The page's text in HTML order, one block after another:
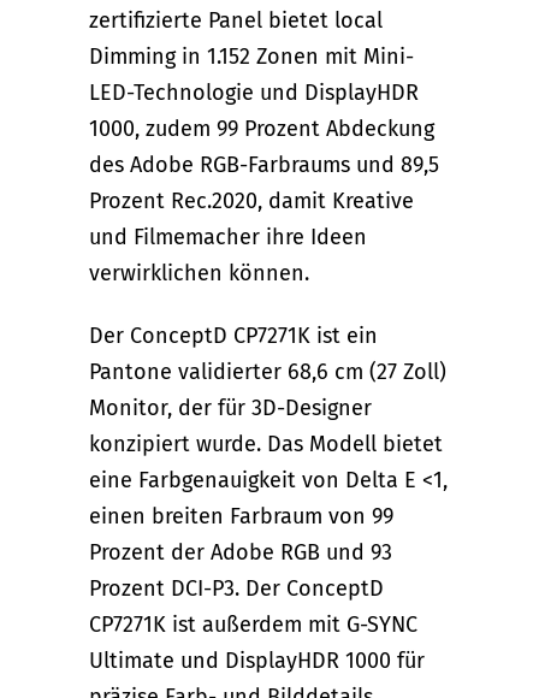
zertifizierte Panel bietet local
Dimming in 1.152 Zonen mit Mini-
LED-Technologie und DisplayHDR
1000, zudem 99 Prozent Abdeckung
des Adobe RGB-Farbraums und 89,5
Prozent Rec.2020, damit Kreative
und Filmemacher ihre Ideen
verwirklichen können.
Der ConceptD CP7271K ist ein
Pantone validierter 68,6 cm (27 Zoll)
Monitor, der für 3D-Designer
konzipiert wurde. Das Modell bietet
eine Farbgenauigkeit von Delta E <1,
einen breiten Farbraum von 99
Prozent der Adobe RGB und 93
Prozent DCI-P3. Der ConceptD
CP7271K ist außerdem mit G-SYNC
Ultimate und DisplayHDR 1000 für